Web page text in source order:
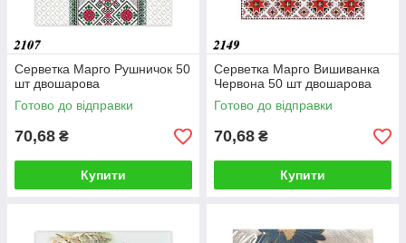
Серветка Марго Рушничок 50
шт двошарова
Готово до відправки
70,68 ₴
Купити
Серветка Марго Вишиванка
Червона 50 шт двошарова
Готово до відправки
70,68 ₴
Купити